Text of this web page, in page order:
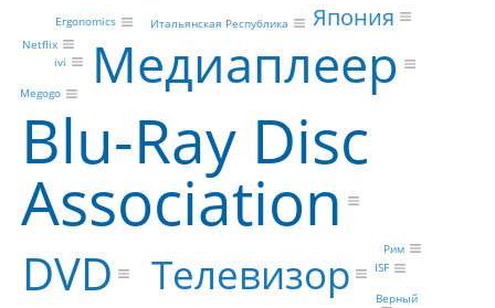
Blu-Ray Disc
Association
Медиаплеер
DVD Телевизор
Япония
Netflix
ISF
ivi
Megogo
Верный
Итальянская Республика
Рим
Ergonomics